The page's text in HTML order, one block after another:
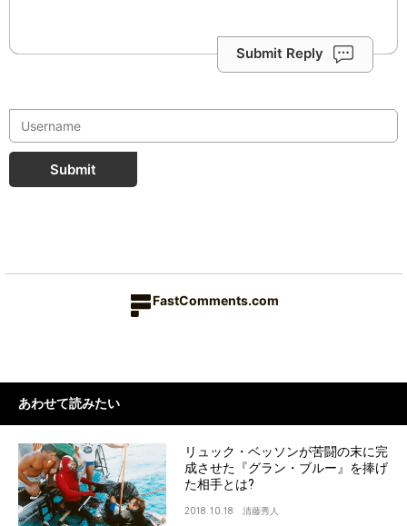
Submit Reply
Submit
FastComments.com
あわせて読みたい
リュック・ベッソンが苦闘の末に完
成させた『グラン・ブルー』を捧げ
た相手とは?
2018.10.18 清藤秀人